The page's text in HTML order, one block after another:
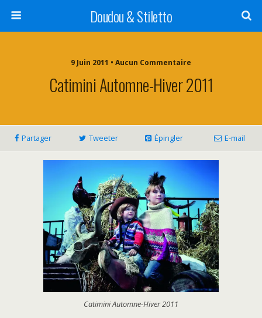
Doudou & Stiletto
9 Juin 2011 • Aucun Commentaire
Catimini Automne-Hiver 2011
Partager Tweeter Épingler E-mail
Catimini Automne-Hiver 2011